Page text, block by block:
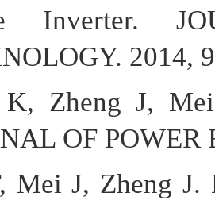
Inverter.
2014,
Zheng J,
OF POWER
Mei J, Zheng J.